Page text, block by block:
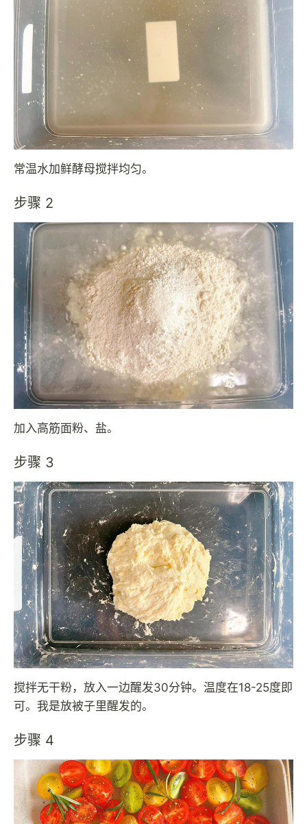
常温水加鲜酵母搅拌均匀。
步骤 2
加入高筋面粉、盐。
步骤 3
搅拌无干粉，放入一边醒发30分钟。温度在18-25度即
可。我是放被子里醒发的。
步骤 4